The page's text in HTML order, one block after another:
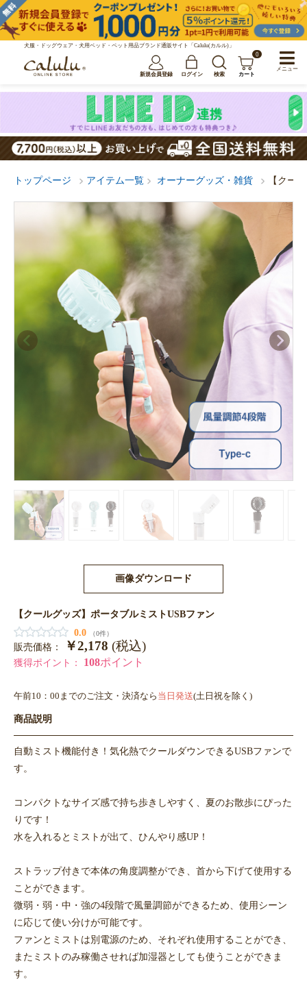
犬服・ドッグウェア・犬用ベッド・ペット用品ブランド通販サイト「Calulu(カルル)」
新規会員登録 ログイン 検索
0
カート
トップページ アイテム一覧 オーナーグッズ・雑貨 【クー
画像ダウンロード
【クールグッズ】ポータブルミストUSBファン
0.0
（0件）
販売価格： ￥2,178 (税込)
獲得ポイント： 108ポイント
午前10：00までのご注文・決済なら 当日発送(土日祝を除く)
商品説明
自動ミスト機能付き！気化熱でクールダウンできるUSBファンで
す。
コンパクトなサイズ感で持ち歩きしやすく、夏のお散歩にぴった
りです！
水を入れるとミストが出て、ひんやり感UP！
ストラップ付きで本体の角度調整ができ、首から下げて使用する
ことができます。
微弱・弱・中・強の4段階で風量調節ができるため、使用シーン
に応じて使い分けが可能です。
ファンとミストは別電源のため、それぞれ使用することができ、
またミストのみ稼働させれば加湿器としても使うことができま
す。
メニュー